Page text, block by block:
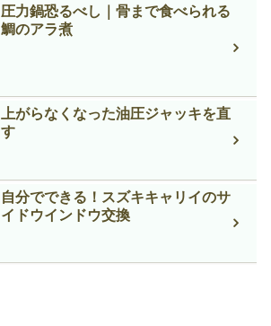
圧力鍋恐るべし｜骨まで食べられる
鯛のアラ煮
上がらなくなった油圧ジャッキを直
す
自分でできる！スズキキャリイのサ
イドウインドウ交換